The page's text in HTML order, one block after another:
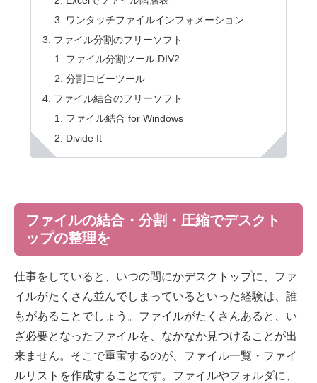
ワンタッチファイルインフォメーション
ファイル分割のフリーソフト
ファイル分割ツール DIV2
分割コピーツール
ファイル結合のフリーソフト
ファイル結合 for Windows
Divide It
ファイルの結合・分割・圧縮でデスクト
ップの整理を
仕事をしていると、いつの間にかデスクトップに、ファ
イルがたくさん並んでしまっているといった経験は、誰
もがあることでしょう。ファイルがたくさんあると、い
ざ必要となったファイルを、なかなか見つけることが出
来ません。そこで重宝するのが、ファイル一覧・ファイ
ルリストを作成することです。ファイルやフォルダに、